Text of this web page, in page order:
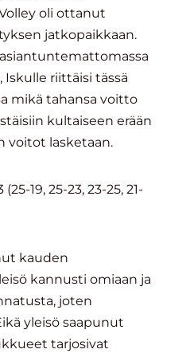
oli ottanut
jatkopaikkaan.
riittäisi tässä
mikä tahansa voitto
kultaiseen erään
voitot lasketaan.
19, 25-23, 23-25, 21-
kauden
kannusti omiaan ja
joten
yleisö saapunut
tarjosivat